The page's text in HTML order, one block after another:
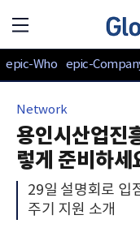
epic-Who epic-
Network
용인시산업진
렇게 준비하세
29일 설명회로 입
주기 지원 소개